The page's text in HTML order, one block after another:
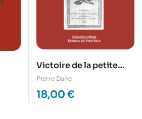
Victoire de la petite
église, par l’Abbé
mériel-Bucy
Pierre Dane
18,00 €